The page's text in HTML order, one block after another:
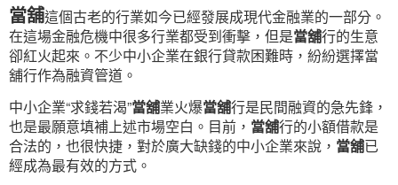
當舖這個古老的行業如今已經發展成現代金融業的一部分。
在這場金融危機中很多行業都受到衝擊，但是當舖行的生意
卻紅火起來。不少中小企業在銀行貸款困難時，紛紛選擇當
舖行作為融資管道。
中小企業“求錢若渴”當舖業火爆當舖行是民間融資的急先鋒，
也是最願意填補上述市場空白。目前， 當舖行的小額借款是
合法的，也很快捷，對於廣大缺錢的中小企業來說， 當舖已
經成為最有效的方式。